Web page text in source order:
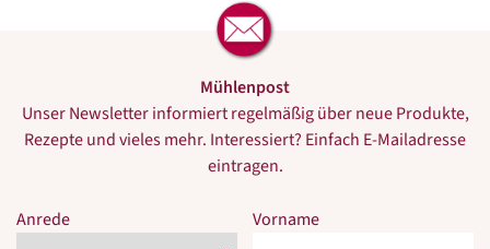
Mühlenpost
Unser Newsletter informiert regelmäßig über neue Produkte,
Rezepte und vieles mehr. Interessiert? Einfach E-Mailadresse
eintragen.
Bitte
Bitte
Anrede Vorname